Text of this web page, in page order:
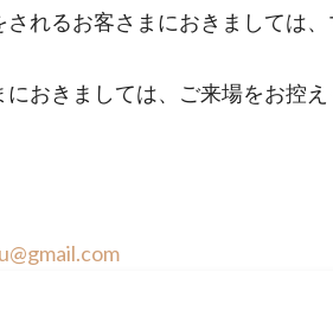
れるお客さまにおきましては、
おきましては、ご来場をお控え